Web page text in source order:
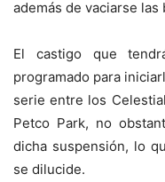
además de vaciarse las
El castigo que
programado para
serie entre los
Petco Park, no
dicha suspensión, lo
se dilucide.